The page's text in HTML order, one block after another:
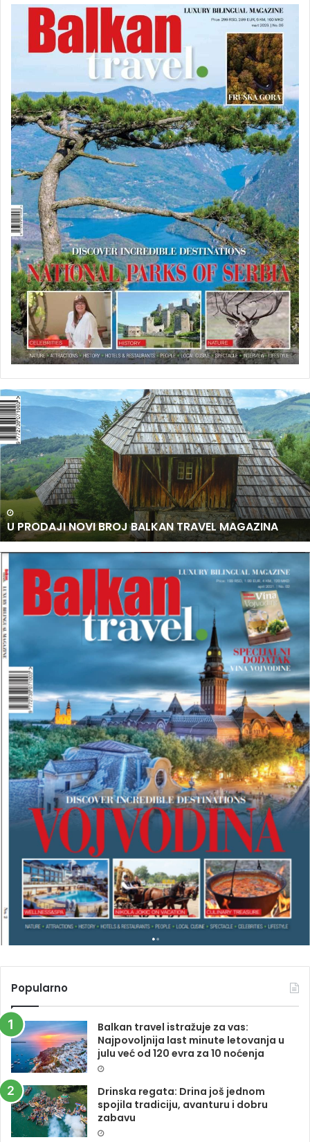
U
P
R
O
D
A
J
I
N
O
V
I
B
R
O
J
B
A
L
A
U PRODAJI NOVI BROJ BALKAN TRAVEL MAGAZINA
Popularno
Balkan travel istražuje za vas:
Najpovoljnija last minute letovanja u
julu već od 120 evra za 10 noćenja
Drinska regata: Drina još jednom
spojila tradiciju, avanturu i dobru
zabavu